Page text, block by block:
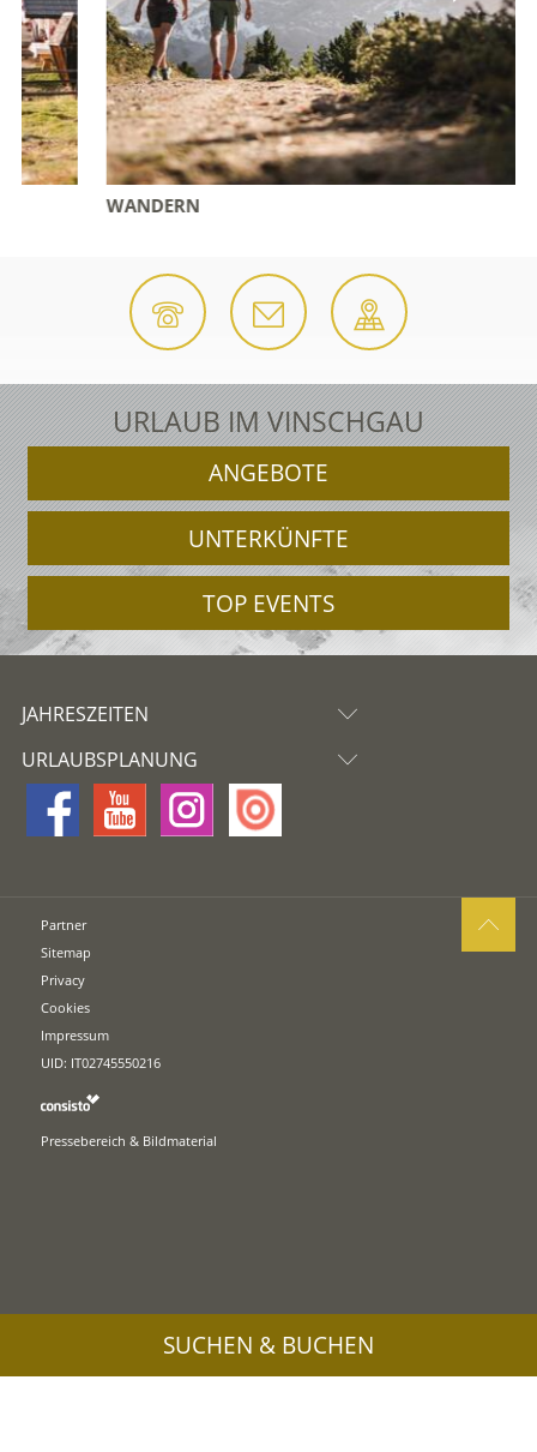
WANDERN
URLAUB IM VINSCHGAU
ANGEBOTE
UNTERKÜNFTE
TOP EVENTS
JAHRESZEITEN
URLAUBSPLANUNG
Partner
Sitemap
Privacy
Cookies
Impressum
UID: IT02745550216
Pressebereich & Bildmaterial
SUCHEN & BUCHEN